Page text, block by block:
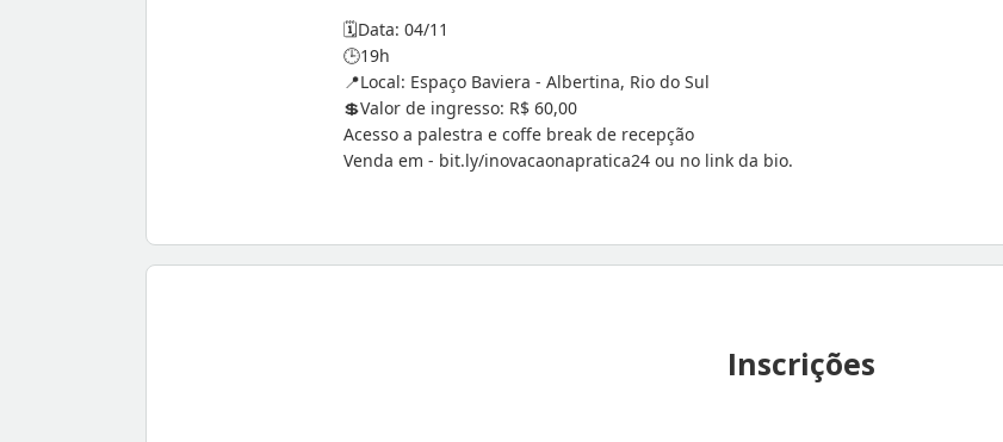
🗓️Data: 04/11
🕒19h
📍Local: Espaço Baviera - Albertina, Rio do Sul
💲Valor de ingresso: R$ 60,00
Acesso a palestra e coffe break de recepção
Venda em - bit.ly/inovacaonapratica24 ou no link da bio.
Inscrições